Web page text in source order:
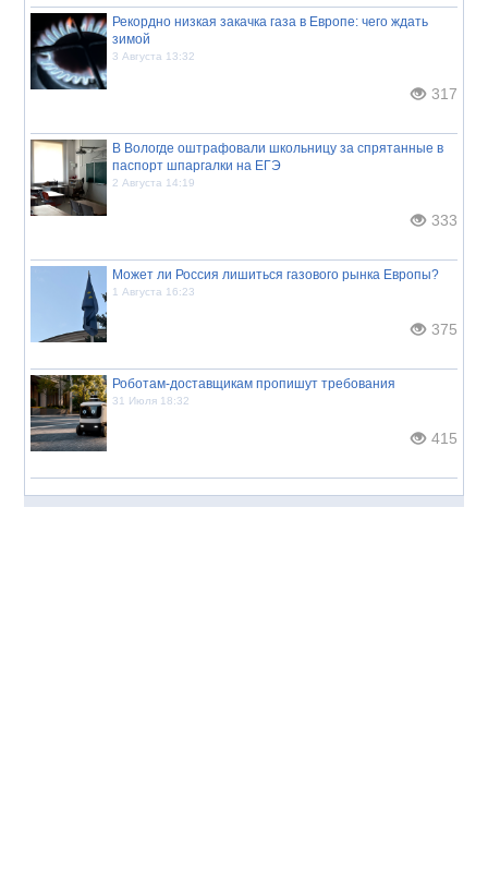
Рекордно низкая закачка газа в Европе: чего ждать
зимой
3 Августа 13:32
317
В Вологде оштрафовали школьницу за спрятанные в
паспорт шпаргалки на ЕГЭ
2 Августа 14:19
333
Может ли Россия лишиться газового рынка Европы?
1 Августа 16:23
375
Роботам-доставщикам пропишут требования
31 Июля 18:32
415